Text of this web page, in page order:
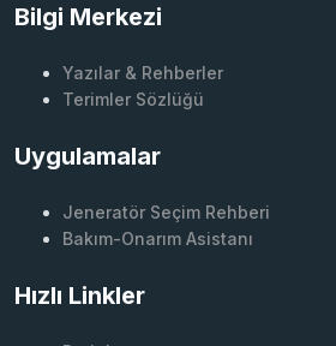
Bilgi Merkezi
Yazılar & Rehberler
Terimler Sözlüğü
Uygulamalar
Jeneratör Seçim Rehberi
Bakım-Onarım Asistanı
Hızlı Linkler